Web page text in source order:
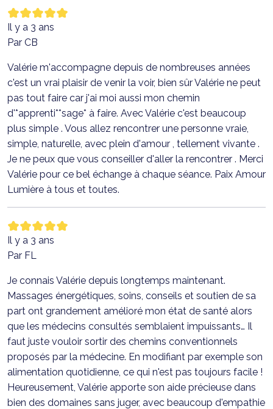
Il y a 3 ans
Par CB
Valérie m'accompagne depuis de nombreuses années
c'est un vrai plaisir de venir la voir, bien sûr Valérie ne peut
pas tout faire car j'ai moi aussi mon chemin
d'*apprenti**sage* à faire. Avec Valérie c'est beaucoup
plus simple . Vous allez rencontrer une personne vraie,
simple, naturelle, avec plein d'amour , tellement vivante .
Je ne peux que vous conseiller d'aller la rencontrer . Merci
Valérie pour ce bel échange à chaque séance. Paix Amour
Lumière à tous et toutes.
Il y a 3 ans
Par FL
Je connais Valérie depuis longtemps maintenant.
Massages énergétiques, soins, conseils et soutien de sa
part ont grandement amélioré mon état de santé alors
que les médecins consultés semblaient impuissants… Il
faut juste vouloir sortir des chemins conventionnels
proposés par la médecine. En modifiant par exemple son
alimentation quotidienne, ce qui n'est pas toujours facile !
Heureusement, Valérie apporte son aide précieuse dans
bien des domaines sans juger, avec beaucoup d'empathie